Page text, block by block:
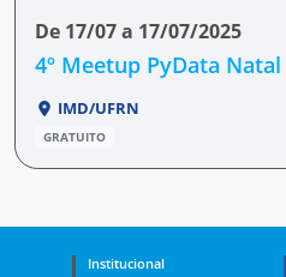
De 17/07 a 17/07/2025
4º Meetup PyData Natal
IMD/UFRN
GRATUITO
Institucional